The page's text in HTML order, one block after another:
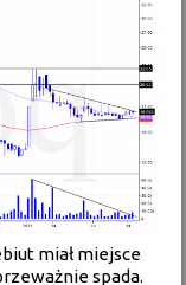
miał miejsce
spada.